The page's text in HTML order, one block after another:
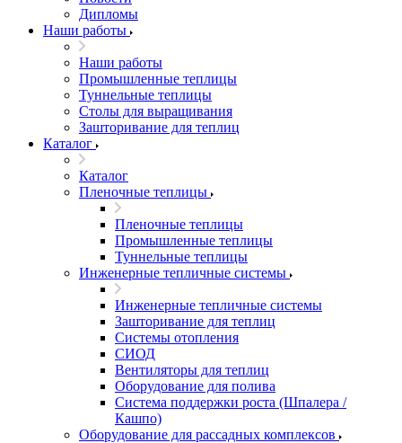
Дипломы
Наши работы
Наши работы
Промышленные теплицы
Туннельные теплицы
Столы для выращивания
Зашторивание для теплиц
Каталог
Каталог
Пленочные теплицы
Пленочные теплицы
Промышленные теплицы
Туннельные теплицы
Инженерные тепличные системы
Инженерные тепличные системы
Зашторивание для теплиц
Системы отопления
СИОД
Вентиляторы для теплиц
Оборудование для полива
Система поддержки роста (Шпалера /
Кашпо)
Оборудование для рассадных комплексов